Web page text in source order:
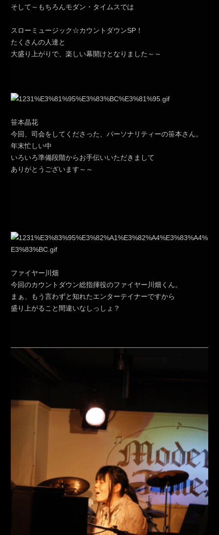
そして～もちろんモダン・タイムスでは
スローミュージック☆カウントダウンSP！
たくさんの人達と
大盛り上がりで、楽しい幕開けとなりました～～
笹本晶花
今回、司会をしてくださった、パーソナリティーの笹本さん。
年末忙しい中
いろいろ準備段階からお手伝いいただきまして
ありがとうございます～～
ファイヤー川畑
今回のカウントダウン総指揮役のファイヤー川畑くん。
まぁ、もう言わずと知れたエンターテイナーですから
盛り上がること間違いなしっしょ？